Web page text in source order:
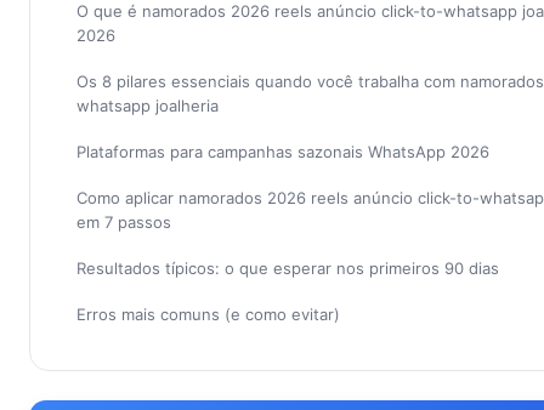
O que é namorados 2026 reels anúncio click-to-whatsapp
2026
Os 8 pilares essenciais quando você trabalha com
whatsapp joalheria
Plataformas para campanhas sazonais WhatsApp 2026
Como aplicar namorados 2026 reels anúncio click-to-
em 7 passos
Resultados típicos: o que esperar nos primeiros 90 dias
Erros mais comuns (e como evitar)